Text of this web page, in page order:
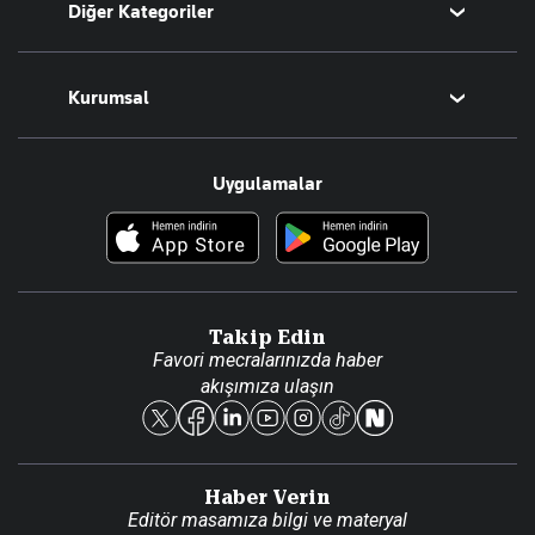
Tüm Yazarlar
Diğer Kategoriler
Magazin
Teknoloji
Resmî Ilanlar
Foto Haber
Kurumsal
Hakkımızda
Künye
Reklam Ver
Uygulamalar
Takip Edin
Favori mecralarınızda haber
akışımıza ulaşın
Haber Verin
Editör masamıza bilgi ve materyal